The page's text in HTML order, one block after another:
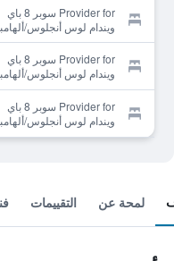
Provider for سوبر 8 باي
ويندام لوس أنجلوس/
Provider for سوبر 8 باي
ويندام لوس أنجلوس/
Provider for سوبر 8 باي
ويندام لوس أنجلوس/
لمحة عن التقييمات